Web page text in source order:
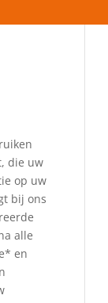
die uw
op uw
bij ons
alle
en